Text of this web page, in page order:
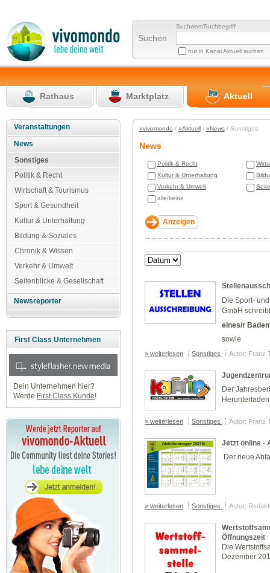
Suchen
Suchwort/Suchbegriff
nur in Kanal Aktuell suchen
Rathaus Marktplatz Aktuell
Veranstaltungen
News
Sonstiges
Politik & Recht
Wirtschaft & Tourismus
Sport & Gesundheit
Kultur & Unterhaltung
Bildung & Soziales
Chronik & Wissen
Verkehr & Umwelt
Seitenblicke & Gesellschaft
Newsreporter
First Class Unternehmen
Dein Unternehmen hier?
Werde First Class Kunde!
»vivomondo / »Aktuell/ »News/ Sonstiges
News
Politik & Recht
Kultur & Unterhaltung
Verkehr & Umwelt
alle/keine
Die Sport-
GmbH
eines/r
sowie
» weiterlesen Sonstiges Autor: Franz
Der
» weiterlesen Sonstiges Autor: Franz
Jetzt online -
Der neue
» weiterlesen Sonstiges Autor:
Öffnungszeit
Die
Dezember